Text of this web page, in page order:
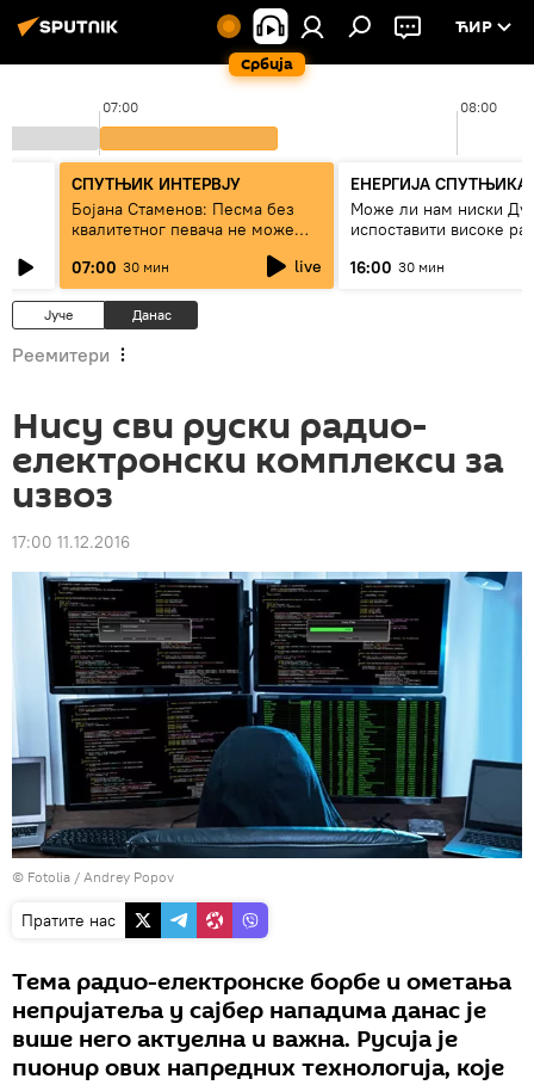
Србија
ЋИР
07:00 08:00
СПУТЊИК ИНТЕРВЈУ
Бојана Стаменов: Песма без
квалитетног певача не може
07:00 30 мин live
ЕНЕРГИЈА СПУТЊИКА
Може ли нам ниски
испоставити високе
16:00 30 мин
Јуче Данас
Реемитери
Нису сви руски радио-
електронски комплекси за
извоз
17:00 11.12.2016
© Fotolia / Andrey Popov
Пратите нас
Тема радио-електронске борбе и ометања
непријатеља у сајбер нападима данас је
више него актуелна и важна. Русија је
пионир ових напредних технологија, које